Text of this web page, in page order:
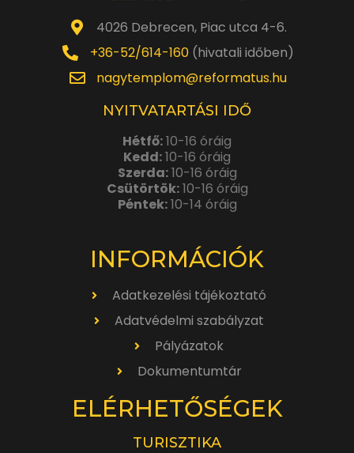
4026 Debrecen, Piac utca 4-6.
+36-52/614-160(hivatali időben)
nagytemplom@reformatus.hu
NYITVATARTÁSI IDŐ
Hétfő:10-16 óráig
Kedd:10-16 óráig
Szerda:10-16 óráig
Csütörtök:10-16 óráig
Péntek:10-14 óráig
INFORMÁCIÓK
Adatkezelési tájékoztató
Adatvédelmi szabályzat
Pályázatok
Dokumentumtár
ELÉRHETŐSÉGEK
TURISZTIKA